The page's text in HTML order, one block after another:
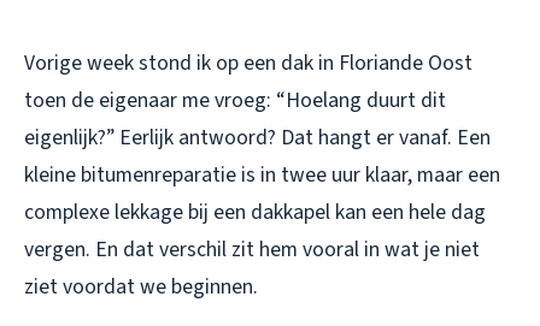
Vorige week stond ik op een dak in Floriande Oost
toen de eigenaar me vroeg: “Hoelang duurt dit
eigenlijk?” Eerlijk antwoord? Dat hangt er vanaf. Een
kleine bitumenreparatie is in twee uur klaar, maar een
complexe lekkage bij een dakkapel kan een hele dag
vergen. En dat verschil zit hem vooral in wat je niet
ziet voordat we beginnen.